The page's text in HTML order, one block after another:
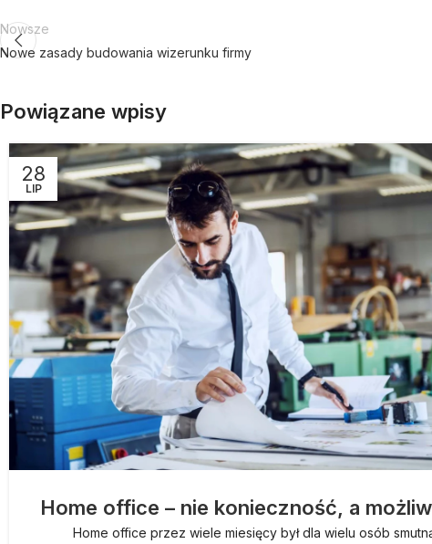
Nowsze
Nowe zasady budowania wizerunku firmy
Powiązane wpisy
28
LIP
Home office – nie konieczność, a
Home office przez wiele miesięcy był dla wielu osób